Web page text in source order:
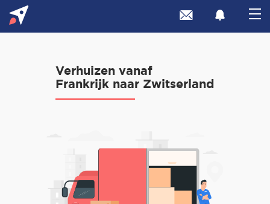
Verhuizen vanaf
Frankrijk naar Zwitserland